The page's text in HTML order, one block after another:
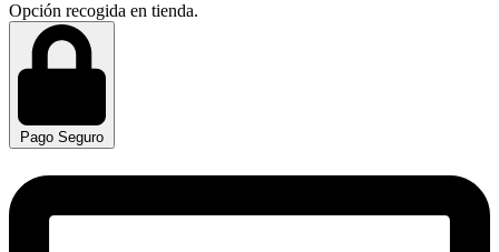
Opción recogida en tienda.
Pago Seguro